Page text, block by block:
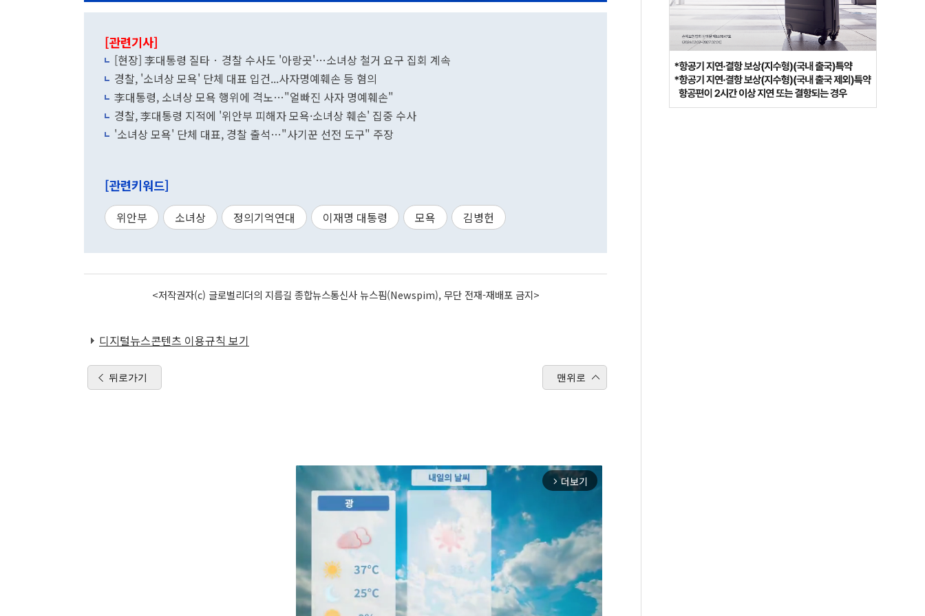
[관련기사]
[현장] 李대통령 질타 · 경찰 수사도 '아랑곳'…소녀상 철거 요구 집회 계속
경찰, '소녀상 모욕' 단체 대표 입건...사자명예훼손 등 혐의
李대통령, 소녀상 모욕 행위에 격노…"얼빠진 사자 명예훼손"
경찰, 李대통령 지적에 '위안부 피해자 모욕·소녀상 훼손' 집중 수사
'소녀상 모욕' 단체 대표, 경찰 출석…"사기꾼 선전 도구" 주장
[관련키워드]
위안부 소녀상 정의기억연대 이재명 대통령 모욕 김병헌
<저작권자(c) 글로벌리더의 지름길 종합뉴스통신사 뉴스핌(Newspim), 무단 전재-재배포 금지>
디지털뉴스콘텐츠 이용규칙 보기
뒤로가기 맨위로
arrow_forward_ios 더보기